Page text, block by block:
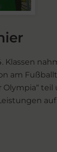
Klassen
am
teil